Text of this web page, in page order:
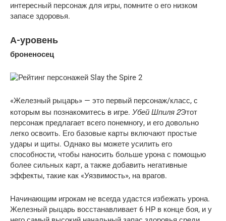
интересный персонаж для игры, помните о его низком
запасе здоровья.
А-уровень
броненосец
«Железный рыцарь» — это первый персонаж/класс, с
которым вы познакомитесь в игре. Убей Шпиля 2Этот
персонаж предлагает всего понемногу, и его довольно
легко освоить. Его базовые карты включают простые
удары и щиты. Однако вы можете усилить его
способности, чтобы наносить больше урона с помощью
более сильных карт, а также добавить негативные
эффекты, такие как «Уязвимость», на врагов.
Начинающим игрокам не всегда удастся избежать урона.
Железный рыцарь восстанавливает 6 HP в конце боя, и у